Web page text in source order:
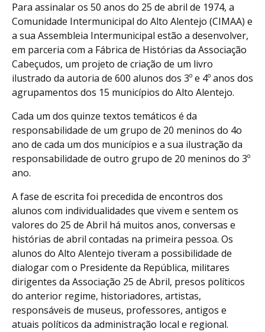
Para assinalar os 50 anos do 25 de abril de 1974, a
Comunidade Intermunicipal do Alto Alentejo (CIMAA) e
a sua Assembleia Intermunicipal estão a desenvolver,
em parceria com a Fábrica de Histórias da Associação
Cabeçudos, um projeto de criação de um livro
ilustrado da autoria de 600 alunos dos 3º e 4º anos dos
agrupamentos dos 15 municípios do Alto Alentejo.
Cada um dos quinze textos temáticos é da
responsabilidade de um grupo de 20 meninos do 4o
ano de cada um dos municípios e a sua ilustração da
responsabilidade de outro grupo de 20 meninos do 3º
ano.
A fase de escrita foi precedida de encontros dos
alunos com individualidades que vivem e sentem os
valores do 25 de Abril há muitos anos, conversas e
histórias de abril contadas na primeira pessoa. Os
alunos do Alto Alentejo tiveram a possibilidade de
dialogar com o Presidente da República, militares
dirigentes da Associação 25 de Abril, presos políticos
do anterior regime, historiadores, artistas,
responsáveis de museus, professores, antigos e
atuais políticos da administração local e regional.